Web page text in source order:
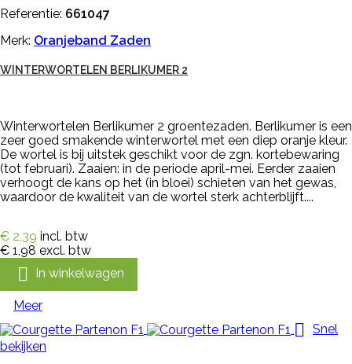
Referentie: 661047
Merk: Oranjeband Zaden
WINTERWORTELEN BERLIKUMER 2
Winterwortelen Berlikumer 2 groentezaden. Berlikumer is een
zeer goed smakende winterwortel met een diep oranje kleur.
De wortel is bij uitstek geschikt voor de zgn. kortebewaring
(tot februari). Zaaien: in de periode april-mei. Eerder zaaien
verhoogt de kans op het (in bloei) schieten van het gewas,
waardoor de kwaliteit van de wortel sterk achterblijft....
€ 2,39 incl. btw
€ 1,98 excl. btw
 In winkelwagen
Meer
 Snel
bekijken